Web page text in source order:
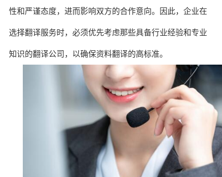
性和严谨态度，进而影响双方的合作意向。因此，企业在
选择翻译服务时，必须优先考虑那些具备行业经验和专业
知识的翻译公司，以确保资料翻译的高标准。